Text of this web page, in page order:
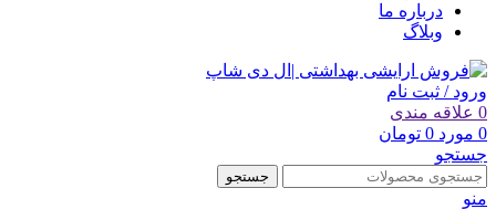
درباره ما
وبلاگ
ورود / ثبت نام
0 علاقه مندی
0 مورد 0 تومان
جستجو
جستجو
منو